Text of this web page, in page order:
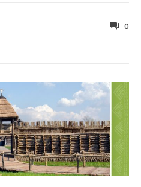
0